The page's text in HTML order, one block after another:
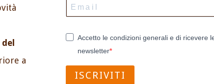
a
Accetto le condizioni generali e di ricevere
newsletter
ISCRIVITI